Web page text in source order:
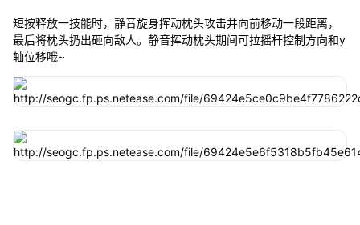
短按释放一技能时，静音旋身挥动枕头攻击并向前移动一段距离，
最后将枕头扔出砸向敌人。静音挥动枕头期间可拉摇杆控制方向和y
轴位移哦~